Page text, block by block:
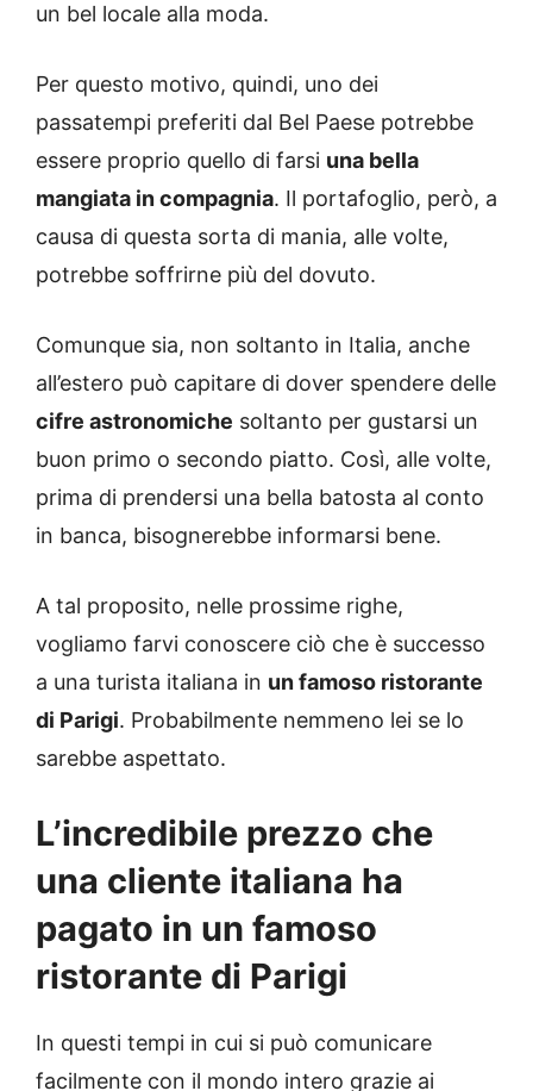
un bel locale alla moda.
Per questo motivo, quindi, uno dei
passatempi preferiti dal Bel Paese potrebbe
essere proprio quello di farsi una bella
mangiata in compagnia. Il portafoglio, però, a
causa di questa sorta di mania, alle volte,
potrebbe soffrirne più del dovuto.
Comunque sia, non soltanto in Italia, anche
all’estero può capitare di dover spendere delle
cifre astronomiche soltanto per gustarsi un
buon primo o secondo piatto. Così, alle volte,
prima di prendersi una bella batosta al conto
in banca, bisognerebbe informarsi bene.
A tal proposito, nelle prossime righe,
vogliamo farvi conoscere ciò che è successo
a una turista italiana in un famoso ristorante
di Parigi. Probabilmente nemmeno lei se lo
sarebbe aspettato.
L’incredibile prezzo che
una cliente italiana ha
pagato in un famoso
ristorante di Parigi
In questi tempi in cui si può comunicare
facilmente con il mondo intero grazie ai